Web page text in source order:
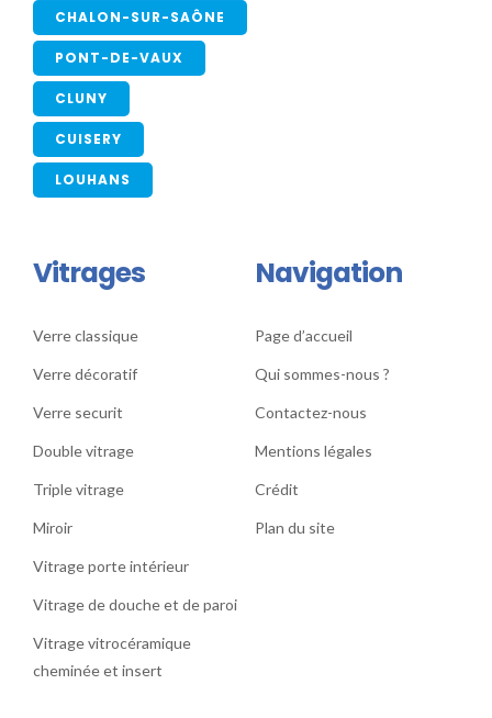
CHALON-SUR-SAÔNE
PONT-DE-VAUX
CLUNY
CUISERY
LOUHANS
Vitrages
Verre classique
Verre décoratif
Verre securit
Double vitrage
Triple vitrage
Miroir
Vitrage porte intérieur
Vitrage de douche et de paroi
Vitrage vitrocéramique
cheminée et insert
Navigation
Page d’accueil
Qui sommes-nous ?
Contactez-nous
Mentions légales
Crédit
Plan du site